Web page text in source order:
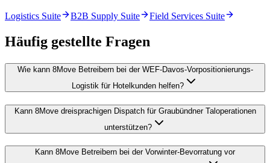
Logistics Suite B2B Supply Suite Field Services Suite
Häufig gestellte Fragen
Wie kann 8Move Betreibern bei der WEF-Davos-Vorpositionierungs-
Logistik für Hotelkunden helfen?
Kann 8Move dreisprachigen Dispatch für Graubündner Taloperationen
unterstützen?
Kann 8Move Betreibern bei der Vorwinter-Bevorratung vor